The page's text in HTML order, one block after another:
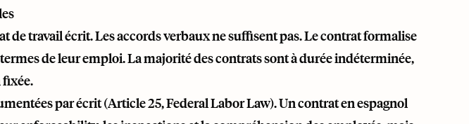
travail écrit. Les accords verbaux ne suffisent pas. Le contrat formalise
de leur emploi. La majorité des contrats sont à durée indéterminée,
fixée.
par écrit (Article 25, Federal Labor Law). Un contrat en espagnol